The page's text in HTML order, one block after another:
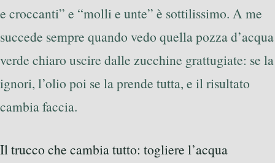
e croccanti” e “molli e unte” è sottilissimo. A me
succede sempre quando vedo quella pozza d’acqua
verde chiaro uscire dalle zucchine grattugiate: se la
ignori, l’olio poi se la prende tutta, e il risultato
cambia faccia.
Il trucco che cambia tutto: togliere l’acqua